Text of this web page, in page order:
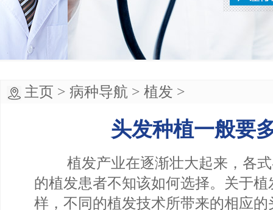
主页 > 病种导航 > 植发 >
头发种植一般要
植发产业在逐渐壮大起来，各式
的植发患者不知该如何选择。关于
样，不同的植发技术所带来的相应